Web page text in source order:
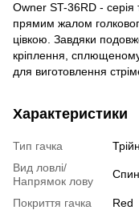
Owner ST-36RD - серія
прямим жалом
цівкою. Завдяки
кріплення, сплющеному
для виготовлення
Характеристики
Тип гачка
Вид ловлі/
Напрямок лову
Покриття гачка
Red